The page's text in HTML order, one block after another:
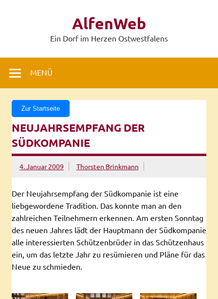
AlfenWeb
Ein Dorf im Herzen Ostwestfalens
MENÜ
Zur Startseite
NEUJAHRSEMPFANG DER
SÜDKOMPANIE
4. Januar 2009 Thorsten Brinkmann
Der Neujahrsempfang der Südkompanie ist eine
liebgewordene Tradition. Das konnte man an den
zahlreichen Teilnehmern erkennen. Am ersten Sonntag
des neuen Jahres lädt der Hauptmann der Südkompanie
alle interessierten Schützenbrüder in das Schützenhaus
ein, um das letzte Jahr zu resümieren und Pläne für das
Neue zu schmieden.